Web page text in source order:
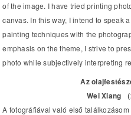
of the image. I have tried printing
canvas. In this way, I intend to speak
painting techniques with the
emphasis on the theme, I strive to
photo while subjectively interpreting
Az
Wei Xiang
A fotográfiával való első